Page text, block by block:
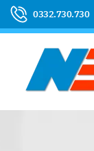
0332.730.730